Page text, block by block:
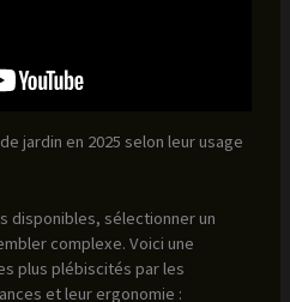
jardin en 2025 selon leur usage
disponibles, sélectionner un
complexe. Voici une
plus plébiscités par les
et leur ergonomie :